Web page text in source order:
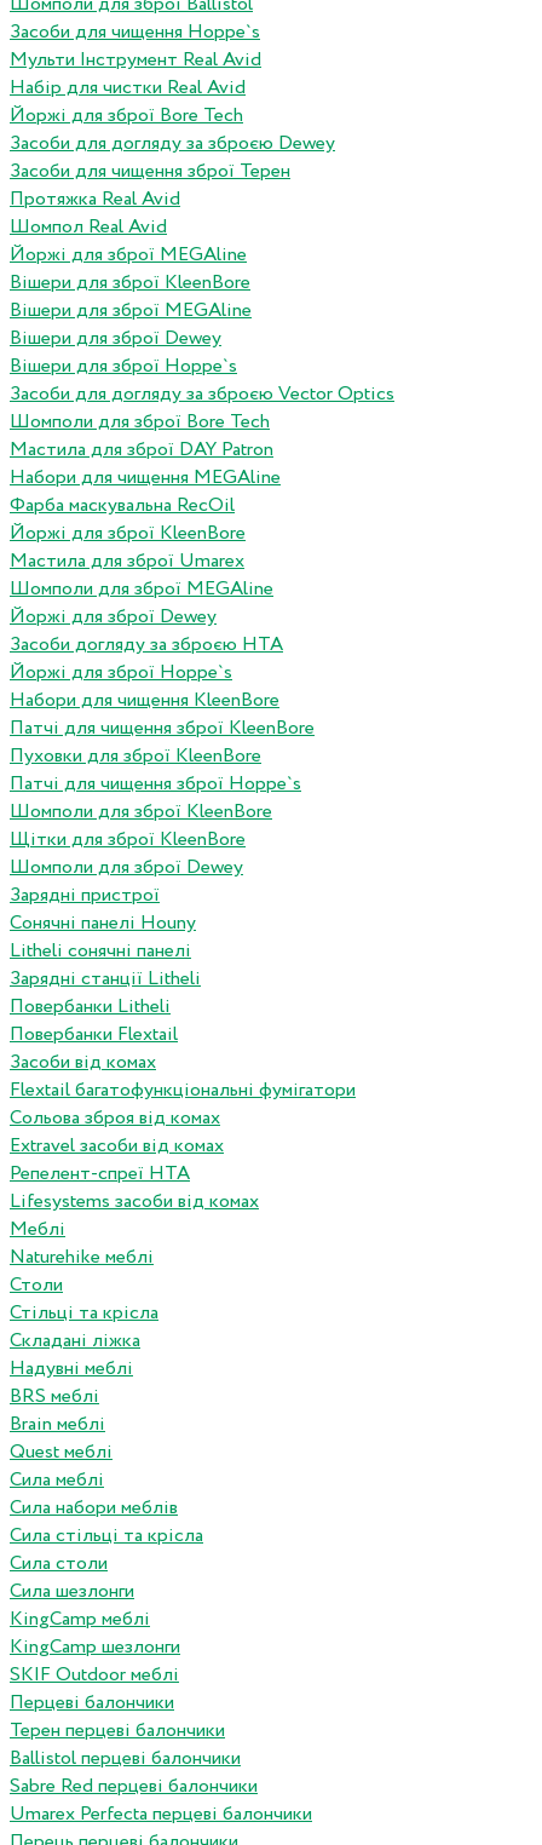
Засоби для чищення Hoppe`s
Мульти Інструмент Real Avid
Набір для чистки Real Avid
Йоржі для зброї Bore Tech
Засоби для догляду за зброєю Dewey
Засоби для чищення зброї Терен
Протяжка Real Avid
Шомпол Real Avid
Йоржі для зброї MEGAline
Вішери для зброї KleenBore
Вішери для зброї MEGAline
Вішери для зброї Dewey
Вішери для зброї Hoppe`s
Засоби для догляду за зброєю Vector Optics
Шомполи для зброї Bore Tech
Мастила для зброї DAY Patron
Набори для чищення MEGAline
Фарба маскувальна RecOil
Йоржі для зброї KleenBore
Мастила для зброї Umarex
Шомполи для зброї MEGAline
Йоржі для зброї Dewey
Засоби догляду за зброєю HTA
Йоржі для зброї Hoppe`s
Набори для чищення KleenBore
Патчі для чищення зброї KleenBore
Пуховки для зброї KleenBore
Патчі для чищення зброї Hoppe`s
Шомполи для зброї KleenBore
Щітки для зброї KleenBore
Шомполи для зброї Dewey
Зарядні пристрої
Сонячні панелі Houny
Litheli сонячні панелі
Зарядні станції Litheli
Повербанки Litheli
Повербанки Flextail
Засоби від комах
Flextail багатофункціональні фумігатори
Сольова зброя від комах
Extravel засоби від комах
Репелент-спреї HTA
Lifesystems засоби від комах
Меблі
Naturehike меблі
Столи
Стільці та крісла
Складані ліжка
Надувні меблі
BRS меблі
Brain меблі
Quest меблі
Сила меблі
Сила набори меблів
Сила стільці та крісла
Сила столи
Сила шезлонги
KingCamp меблі
KingCamp шезлонги
SKIF Outdoor меблі
Перцеві балончики
Терен перцеві балончики
Ballistol перцеві балончики
Sabre Red перцеві балончики
Umarex Perfecta перцеві балончики